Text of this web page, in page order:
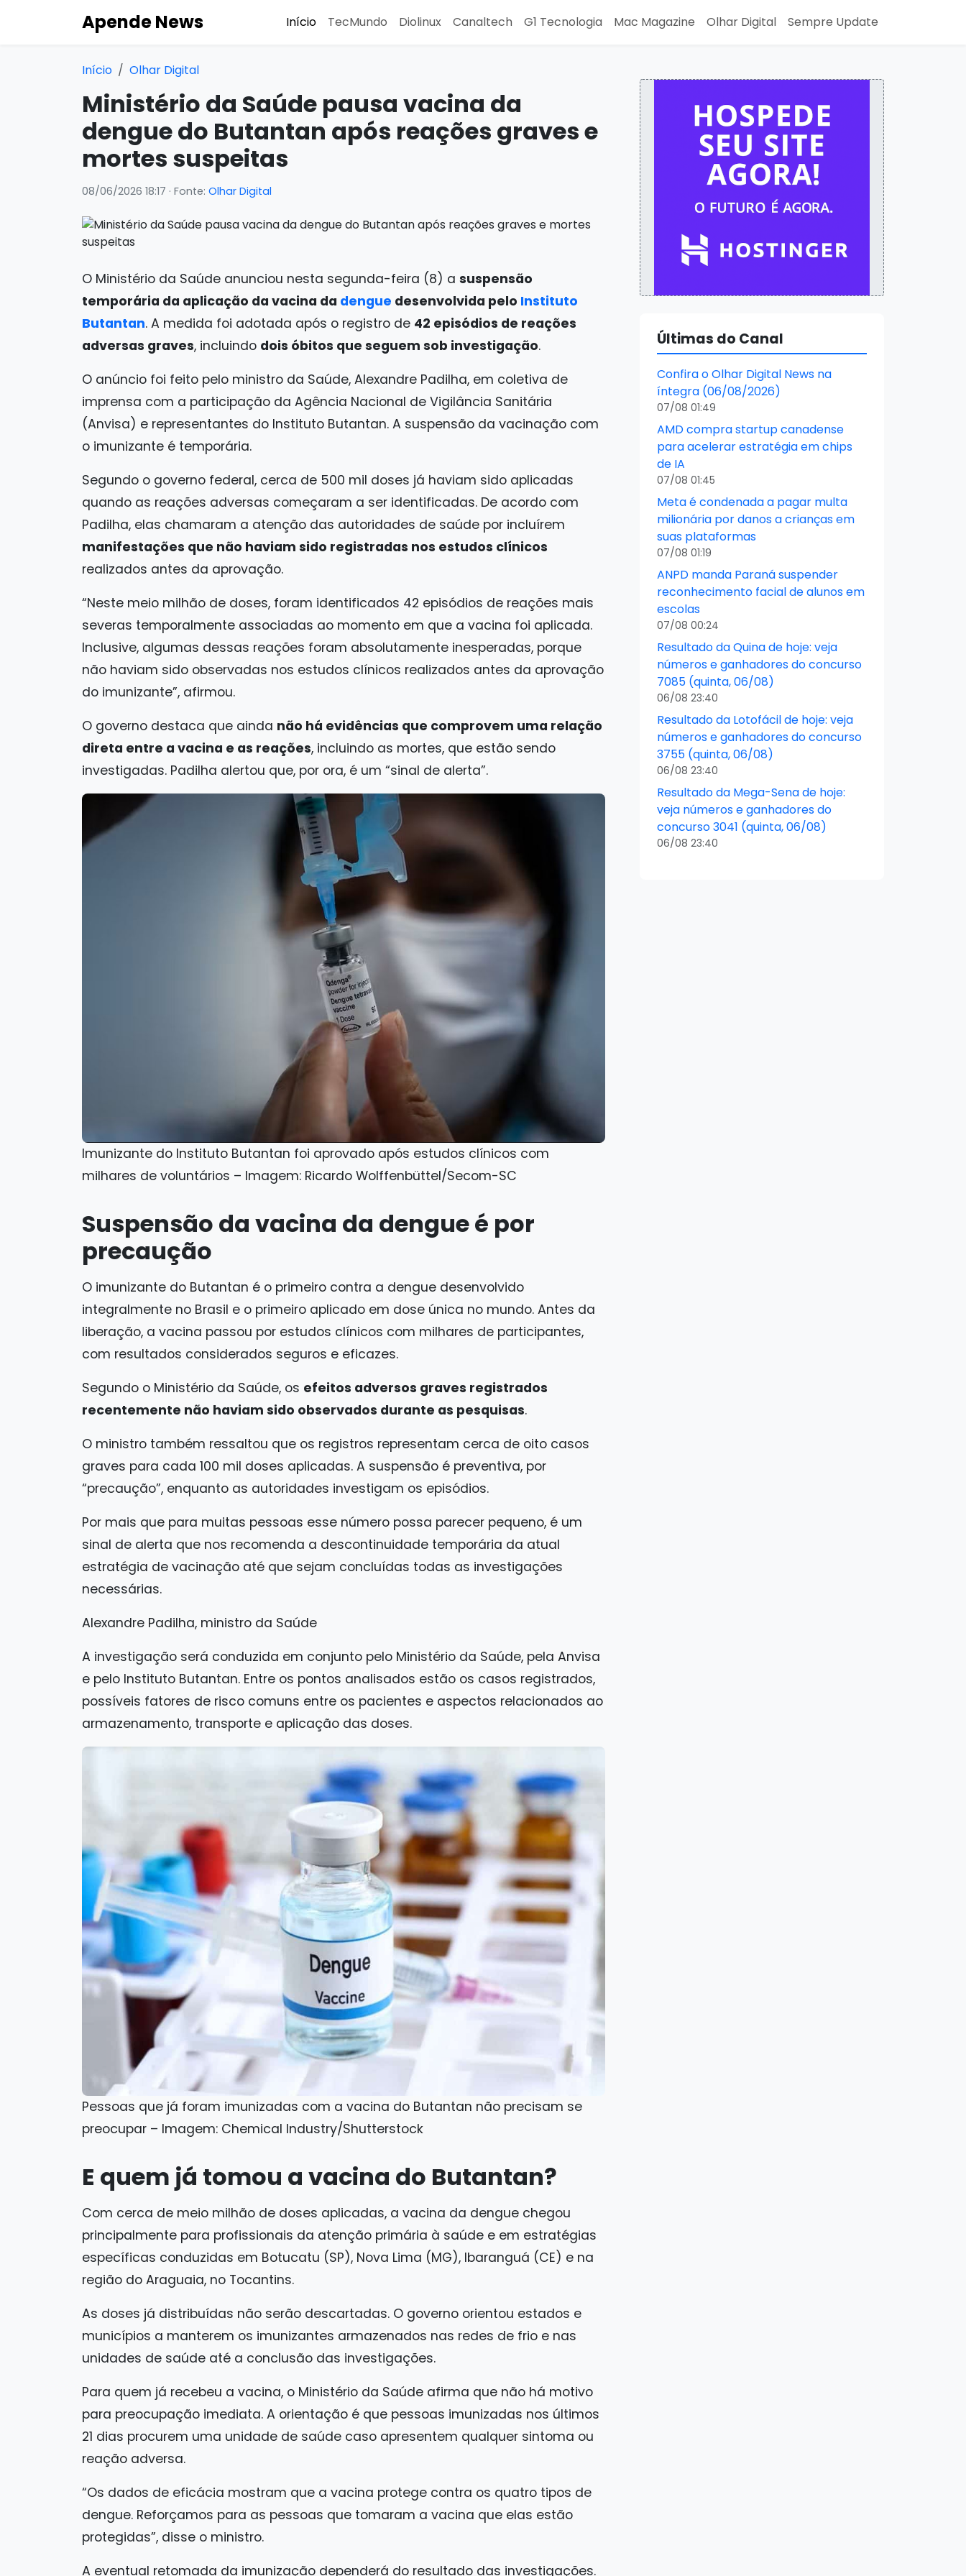
Apende News Início TecMundo Diolinux Canaltech G1 Tecnologia Mac Magazine Olhar Digital Sempre Update
Início Olhar Digital
Ministério da Saúde pausa vacina da
dengue do Butantan após reações graves e
mortes suspeitas
08/06/2026 18:17 · Fonte: Olhar Digital
O Ministério da Saúde anunciou nesta segunda-feira (8) a suspensão
temporária da aplicação da vacina da dengue desenvolvida pelo Instituto
Butantan. A medida foi adotada após o registro de 42 episódios de reações
adversas graves, incluindo dois óbitos que seguem sob investigação.
O anúncio foi feito pelo ministro da Saúde, Alexandre Padilha, em coletiva de
imprensa com a participação da Agência Nacional de Vigilância Sanitária
(Anvisa) e representantes do Instituto Butantan. A suspensão da vacinação com
o imunizante é temporária.
Segundo o governo federal, cerca de 500 mil doses já haviam sido aplicadas
quando as reações adversas começaram a ser identificadas. De acordo com
Padilha, elas chamaram a atenção das autoridades de saúde por incluírem
manifestações que não haviam sido registradas nos estudos clínicos
realizados antes da aprovação.
“Neste meio milhão de doses, foram identificados 42 episódios de reações mais
severas temporalmente associadas ao momento em que a vacina foi aplicada.
Inclusive, algumas dessas reações foram absolutamente inesperadas, porque
não haviam sido observadas nos estudos clínicos realizados antes da aprovação
do imunizante”, afirmou.
O governo destaca que ainda não há evidências que comprovem uma relação
direta entre a vacina e as reações, incluindo as mortes, que estão sendo
investigadas. Padilha alertou que, por ora, é um “sinal de alerta”.
Imunizante do Instituto Butantan foi aprovado após estudos clínicos com
milhares de voluntários – Imagem: Ricardo Wolffenbüttel/Secom-SC
Suspensão da vacina da dengue é por
precaução
O imunizante do Butantan é o primeiro contra a dengue desenvolvido
integralmente no Brasil e o primeiro aplicado em dose única no mundo. Antes da
liberação, a vacina passou por estudos clínicos com milhares de participantes,
com resultados considerados seguros e eficazes.
Segundo o Ministério da Saúde, os efeitos adversos graves registrados
recentemente não haviam sido observados durante as pesquisas.
O ministro também ressaltou que os registros representam cerca de oito casos
graves para cada 100 mil doses aplicadas. A suspensão é preventiva, por
“precaução”, enquanto as autoridades investigam os episódios.
Por mais que para muitas pessoas esse número possa parecer pequeno, é um
sinal de alerta que nos recomenda a descontinuidade temporária da atual
estratégia de vacinação até que sejam concluídas todas as investigações
necessárias.
Alexandre Padilha, ministro da Saúde
A investigação será conduzida em conjunto pelo Ministério da Saúde, pela Anvisa
e pelo Instituto Butantan. Entre os pontos analisados estão os casos registrados,
possíveis fatores de risco comuns entre os pacientes e aspectos relacionados ao
armazenamento, transporte e aplicação das doses.
Pessoas que já foram imunizadas com a vacina do Butantan não precisam se
preocupar – Imagem: Chemical Industry/Shutterstock
E quem já tomou a vacina do Butantan?
Com cerca de meio milhão de doses aplicadas, a vacina da dengue chegou
principalmente para profissionais da atenção primária à saúde e em estratégias
específicas conduzidas em Botucatu (SP), Nova Lima (MG), Ibaranguá (CE) e na
região do Araguaia, no Tocantins.
As doses já distribuídas não serão descartadas. O governo orientou estados e
municípios a manterem os imunizantes armazenados nas redes de frio e nas
unidades de saúde até a conclusão das investigações.
Para quem já recebeu a vacina, o Ministério da Saúde afirma que não há motivo
para preocupação imediata. A orientação é que pessoas imunizadas nos últimos
21 dias procurem uma unidade de saúde caso apresentem qualquer sintoma ou
reação adversa.
“Os dados de eficácia mostram que a vacina protege contra os quatro tipos de
dengue. Reforçamos para as pessoas que tomaram a vacina que elas estão
protegidas”, disse o ministro.
A eventual retomada da imunização dependerá do resultado das investigações.
Últimas do Canal
Confira o Olhar Digital News na
íntegra (06/08/2026)
07/08 01:49
AMD compra startup canadense
para acelerar estratégia em chips
de IA
07/08 01:45
Meta é condenada a pagar multa
milionária por danos a crianças em
suas plataformas
07/08 01:19
ANPD manda Paraná suspender
reconhecimento facial de alunos em
escolas
07/08 00:24
Resultado da Quina de hoje: veja
números e ganhadores do concurso
7085 (quinta, 06/08)
06/08 23:40
Resultado da Lotofácil de hoje: veja
números e ganhadores do concurso
3755 (quinta, 06/08)
06/08 23:40
Resultado da Mega-Sena de hoje:
veja números e ganhadores do
concurso 3041 (quinta, 06/08)
06/08 23:40